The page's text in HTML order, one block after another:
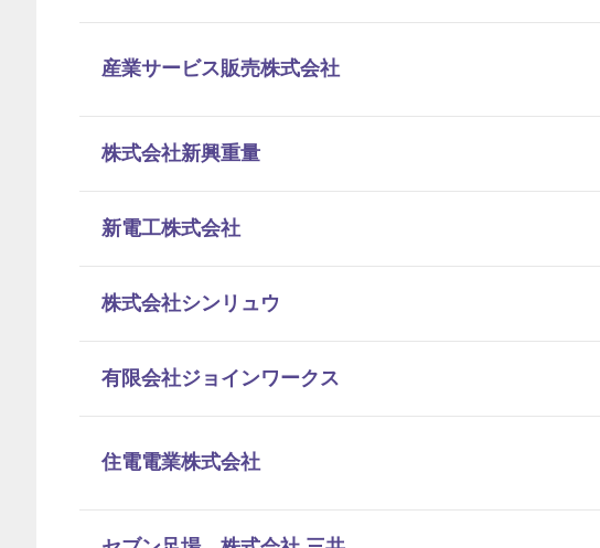
産業サービス販売株式会社
株式会社新興重量
新電工株式会社
株式会社シンリュウ
有限会社ジョインワークス
住電電業株式会社